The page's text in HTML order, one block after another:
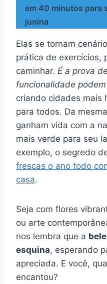
em 40 minutos para
junina
Elas se tornam
prática de exercícios,
caminhar. É a prova
funcionalidade
criando cidades mais
para todos. Da
ganham vida com a
mais verde para seu
exemplo, o segredo
frescas o ano todo
casa.
Seja com flores
ou arte
nos lembra que a
esquina, esperando
apreciada. E você,
encantou?